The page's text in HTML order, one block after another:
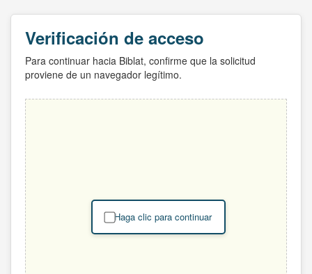
Verificación de acceso
Para continuar hacia Biblat, confirme que la solicitud
proviene de un navegador legítimo.
Haga clic para continuar